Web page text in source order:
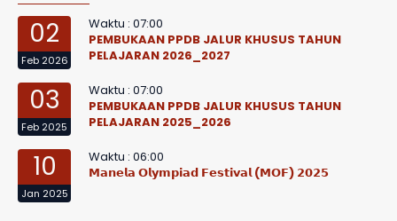
02
Feb 2026
Waktu : 07:00
PEMBUKAAN PPDB JALUR KHUSUS TAHUN
PELAJARAN 2026_2027
03
Feb 2025
Waktu : 07:00
PEMBUKAAN PPDB JALUR KHUSUS TAHUN
PELAJARAN 2025_2026
10
Jan 2025
Waktu : 06:00
𝗠𝗮𝗻𝗲𝗹𝗮 𝗢𝗹𝘆𝗺𝗽𝗶𝗮𝗱 𝗙𝗲𝘀𝘁𝗶𝘃𝗮𝗹 (𝗠𝗢𝗙) 𝟮𝟬𝟮𝟱